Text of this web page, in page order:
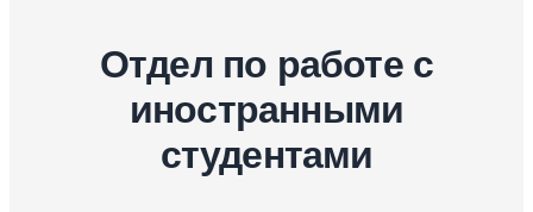
Отдел по работе с
иностранными
студентами